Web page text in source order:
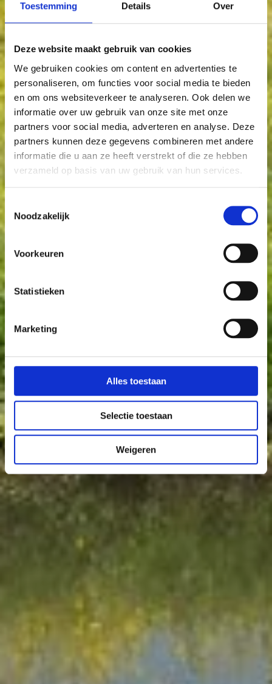
Toestemming Details Over
Deze website maakt gebruik van cookies
We gebruiken cookies om content en advertenties te
personaliseren, om functies voor social media te bieden
en om ons websiteverkeer te analyseren. Ook delen we
informatie over uw gebruik van onze site met onze
partners voor social media, adverteren en analyse. Deze
partners kunnen deze gegevens combineren met andere
informatie die u aan ze heeft verstrekt of die ze hebben
verzameld op basis van uw gebruik van hun services.
Noodzakelijk
Voorkeuren
Statistieken
Marketing
Alles toestaan
Selectie toestaan
Weigeren